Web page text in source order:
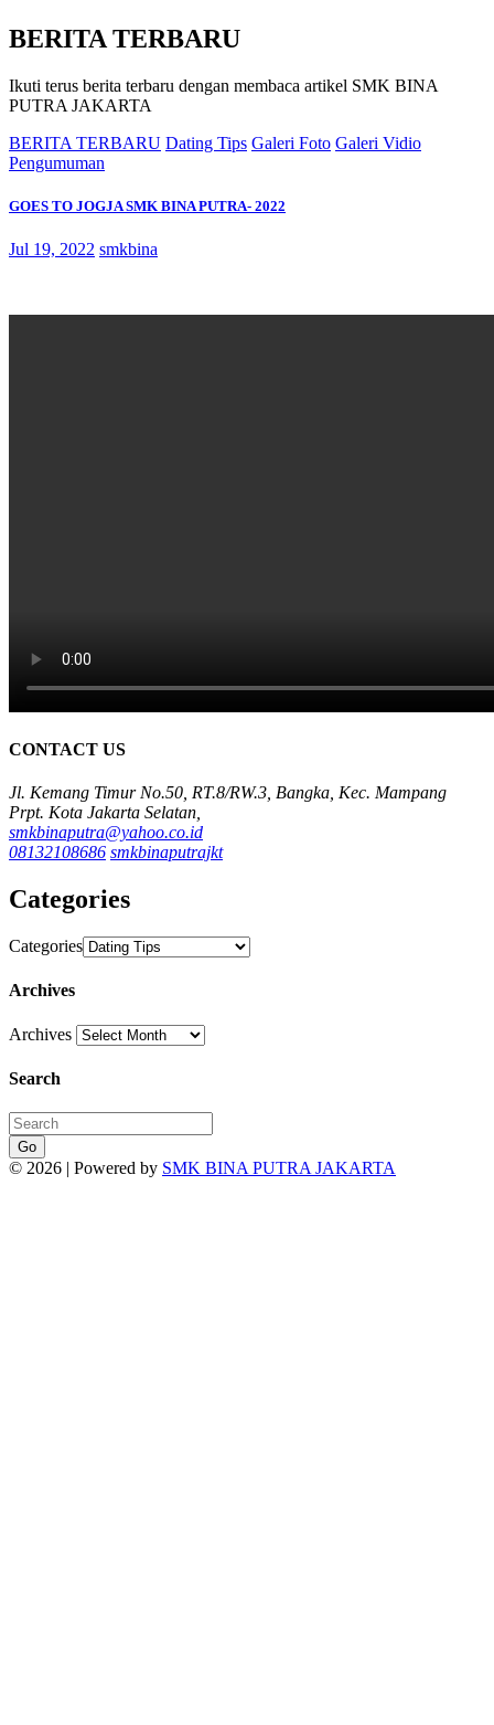
BERITA TERBARU
Ikuti terus berita terbaru dengan membaca artikel SMK BINA
PUTRA JAKARTA
BERITA TERBARU Dating Tips Galeri Foto Galeri Vidio
Pengumuman
GOES TO JOGJA SMK BINA PUTRA- 2022
Jul 19, 2022 smkbina
CONTACT US
Jl. Kemang Timur No.50, RT.8/RW.3, Bangka, Kec. Mampang
Prpt. Kota Jakarta Selatan,
smkbinaputra@yahoo.co.id
08132108686 smkbinaputrajkt
Categories
Categories
Archives
Archives
Search
Go
© 2026 | Powered by SMK BINA PUTRA JAKARTA